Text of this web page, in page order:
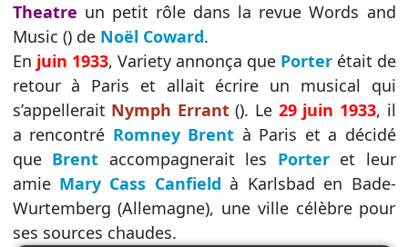
Theatre un petit rôle dans la revue Words and
Music () de Noël Coward.
En juin 1933, Variety annonça que Porterétait de
retour à Paris et allait écrire un musical qui
s’appellerait Nymph Errant(). Le 29 juin 1933, il
a rencontré Romney Brent à Paris et a décidé
que Brent accompagnerait les Porteret leur
amie Mary Cass Canfield à Karlsbad en Bade-
Wurtemberg (Allemagne), une ville célèbre pour
ses sources chaudes.